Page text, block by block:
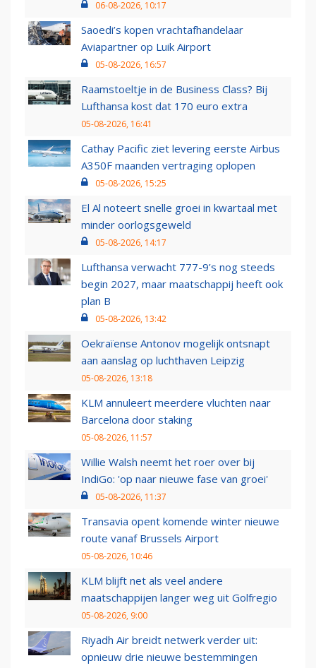
06-08-2026, 10:17
Saoedi’s kopen vrachtafhandelaar
Aviapartner op Luik Airport
05-08-2026, 16:57
Raamstoeltje in de Business Class? Bij
Lufthansa kost dat 170 euro extra
05-08-2026, 16:41
Cathay Pacific ziet levering eerste Airbus
A350F maanden vertraging oplopen
05-08-2026, 15:25
El Al noteert snelle groei in kwartaal met
minder oorlogsgeweld
05-08-2026, 14:17
Lufthansa verwacht 777-9’s nog steeds
begin 2027, maar maatschappij heeft ook
plan B
05-08-2026, 13:42
Oekraïense Antonov mogelijk ontsnapt
aan aanslag op luchthaven Leipzig
05-08-2026, 13:18
KLM annuleert meerdere vluchten naar
Barcelona door staking
05-08-2026, 11:57
Willie Walsh neemt het roer over bij
IndiGo: 'op naar nieuwe fase van groei'
05-08-2026, 11:37
Transavia opent komende winter nieuwe
route vanaf Brussels Airport
05-08-2026, 10:46
KLM blijft net als veel andere
maatschappijen langer weg uit Golfregio
05-08-2026, 9:00
Riyadh Air breidt netwerk verder uit:
opnieuw drie nieuwe bestemmingen